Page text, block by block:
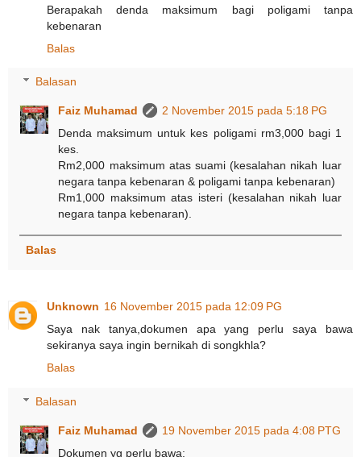
Berapakah denda maksimum bagi poligami tanpa
kebenaran
Balas
Balasan
Faiz Muhamad
2 November 2015 pada 5:18 PG
Denda maksimum untuk kes poligami rm3,000 bagi 1
kes.
Rm2,000 maksimum atas suami (kesalahan nikah luar
negara tanpa kebenaran & poligami tanpa kebenaran)
Rm1,000 maksimum atas isteri (kesalahan nikah luar
negara tanpa kebenaran).
Balas
Unknown 16 November 2015 pada 12:09 PG
Saya nak tanya,dokumen apa yang perlu saya bawa
sekiranya saya ingin bernikah di songkhla?
Balas
Balasan
Faiz Muhamad
19 November 2015 pada 4:08 PTG
Dokumen yg perlu bawa: